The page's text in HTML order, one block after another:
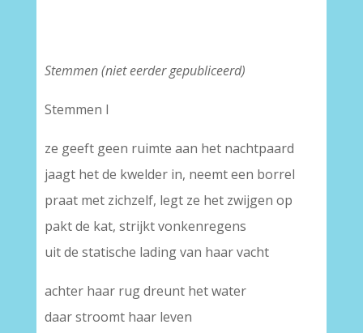
Stemmen (niet eerder gepubliceerd)
Stemmen I
ze geeft geen ruimte aan het nachtpaard
jaagt het de kwelder in, neemt een borrel
praat met zichzelf, legt ze het zwijgen op
pakt de kat, strijkt vonkenregens
uit de statische lading van haar vacht
achter haar rug dreunt het water
daar stroomt haar leven